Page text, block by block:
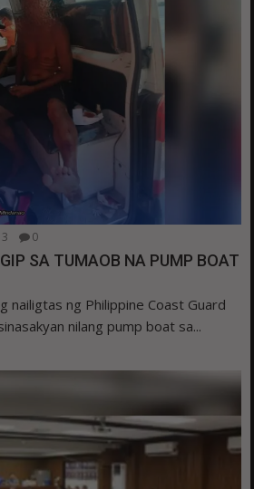
0
SA TUMAOB NA PUMP BOAT
nailigtas ng Philippine Coast Guard
nilang pump boat sa...